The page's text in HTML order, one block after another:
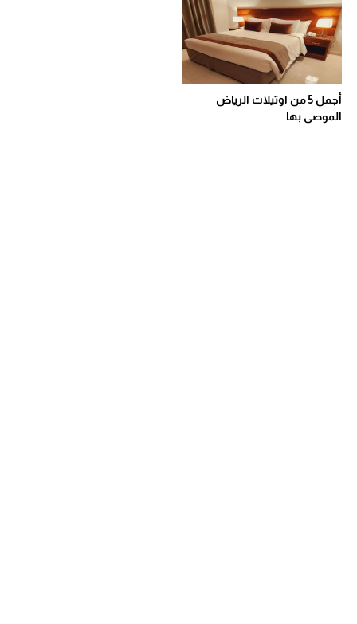
أجمل 5 من اوتيلات الرياض
الموصى بها